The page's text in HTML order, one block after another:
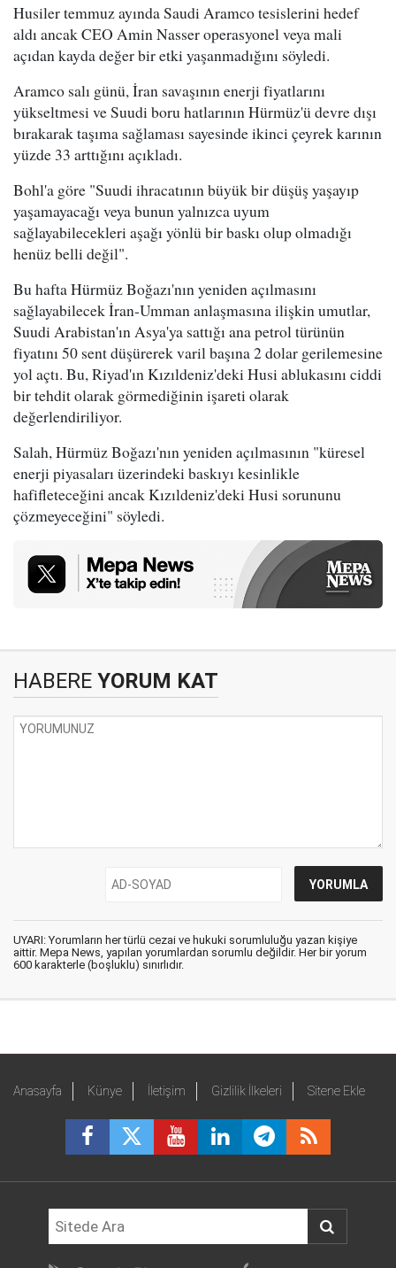
Husiler temmuz ayında Saudi Aramco tesislerini hedef
aldı ancak CEO Amin Nasser operasyonel veya mali
açıdan kayda değer bir etki yaşanmadığını söyledi.
Aramco salı günü, İran savaşının enerji fiyatlarını
yükseltmesi ve Suudi boru hatlarının Hürmüz'ü devre dışı
bırakarak taşıma sağlaması sayesinde ikinci çeyrek karının
yüzde 33 arttığını açıkladı.
Bohl'a göre "Suudi ihracatının büyük bir düşüş yaşayıp
yaşamayacağı veya bunun yalnızca uyum
sağlayabilecekleri aşağı yönlü bir baskı olup olmadığı
henüz belli değil".
Bu hafta Hürmüz Boğazı'nın yeniden açılmasını
sağlayabilecek İran-Umman anlaşmasına ilişkin umutlar,
Suudi Arabistan'ın Asya'ya sattığı ana petrol türünün
fiyatını 50 sent düşürerek varil başına 2 dolar gerilemesine
yol açtı. Bu, Riyad'ın Kızıldeniz'deki Husi ablukasını ciddi
bir tehdit olarak görmediğinin işareti olarak
değerlendiriliyor.
Salah, Hürmüz Boğazı'nın yeniden açılmasının "küresel
enerji piyasaları üzerindeki baskıyı kesinlikle
hafifleteceğini ancak Kızıldeniz'deki Husi sorununu
çözmeyeceğini" söyledi.
HABERE YORUM KAT
UYARI: Yorumların her türlü cezai ve hukuki sorumluluğu yazan kişiye
aittir. Mepa News, yapılan yorumlardan sorumlu değildir. Her bir yorum
600 karakterle (boşluklu) sınırlıdır.
Anasayfa Künye İletişim Gizlilik İlkeleri Sitene Ekle